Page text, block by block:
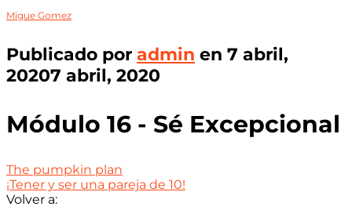
Migue Gomez
Publicado por admin en 7 abril,
20207 abril, 2020
Módulo 16 - Sé Excepcional
The pumpkin plan
¡Tener y ser una pareja de 10!
Volver a: